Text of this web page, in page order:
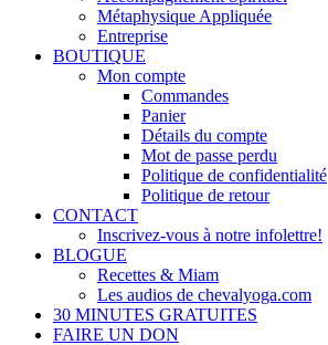
Métaphysique Appliquée
Entreprise
BOUTIQUE
Mon compte
Commandes
Panier
Détails du compte
Mot de passe perdu
Politique de confidentialité
Politique de retour
CONTACT
Inscrivez-vous à notre infolettre!
BLOGUE
Recettes & Miam
Les audios de chevalyoga.com
30 MINUTES GRATUITES
FAIRE UN DON